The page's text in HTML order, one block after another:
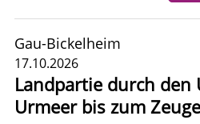
Gau-Bickelheim
17.10.2026
Landpartie durch den
Urmeer bis zum